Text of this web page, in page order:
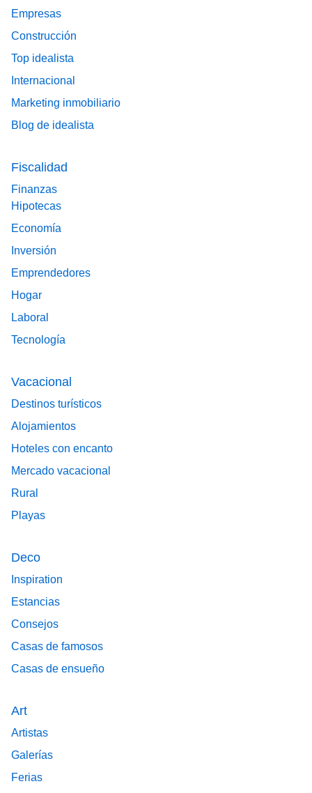
Empresas
Construcción
Top idealista
Internacional
Marketing inmobiliario
Blog de idealista
Fiscalidad
Finanzas
Hipotecas
Economía
Inversión
Emprendedores
Hogar
Laboral
Tecnología
Vacacional
Destinos turísticos
Alojamientos
Hoteles con encanto
Mercado vacacional
Rural
Playas
Deco
Inspiration
Estancias
Consejos
Casas de famosos
Casas de ensueño
Art
Artistas
Galerías
Ferias